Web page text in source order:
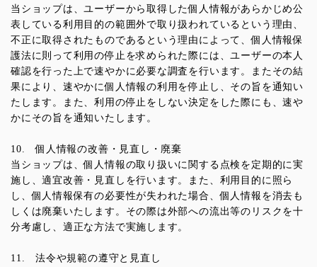
当ショップは、ユーザーから取得した個人情報があらかじめ公
表している利用目的の範囲外で取り扱われているという理由、
不正に取得されたものであるという理由によって、個人情報保
護法に則って利用の停止を求められた際には、ユーザーの本人
確認を行った上で速やかに必要な調査を行います。またその結
果により、速やかに個人情報の利用を停止し、その旨を通知い
たします。また、利用の停止をしない決定をした際にも、速や
かにその旨を通知いたします。
10. 個人情報の改善・見直し・廃棄
当ショップは、個人情報の取り扱いに関する点検を定期的に実
施し、適宜改善・見直しを行います。また、利用目的に照ら
し、個人情報保有の必要性が失われた場合、個人情報を消去も
しくは廃棄いたします。その際は外部への流出等のリスクを十
分考慮し、適正な方法で実施します。
11. 法令や規範の遵守と見直し